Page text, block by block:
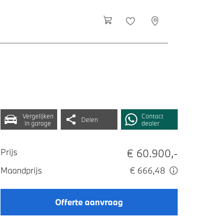
Vergelijken
in garage
Delen
Contact
dealer
Prijs € 60.900,-
Maandprijs € 666,48
Offerte aanvraag